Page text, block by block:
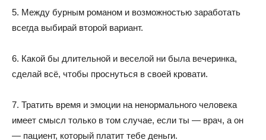
5. Между бурным романом и возможностью заработать
всегда выбирай второй вариант.
6. Какой бы длительной и веселой ни была вечеринка,
сделай всё, чтобы проснуться в своей кровати.
7. Тратить время и эмоции на ненормального человека
имеет смысл только в том случае, если ты — врач, а он
— пациент, который платит тебе деньги.